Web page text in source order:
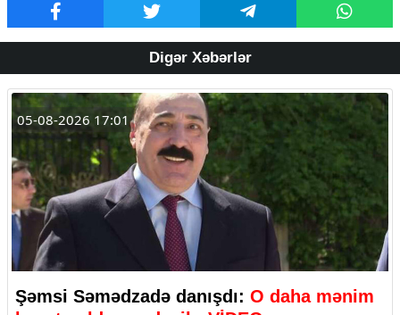
Digər Xəbərlər
05-08-2026 17:01
Şəmsi Səmədzadə danışdı: O daha mənim